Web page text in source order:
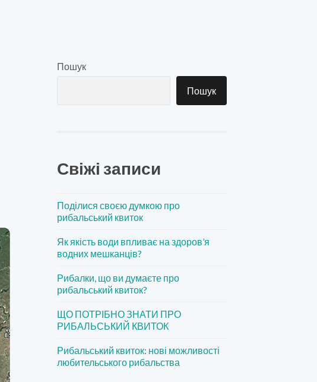
Пошук
Пошук
Свіжі записи
Поділися своєю думкою про
рибальський квиток
Як якість води впливає на здоров’я
водних мешканців?
Рибалки, що ви думаєте про
рибальський квиток?
ЩО ПОТРІБНО ЗНАТИ ПРО
РИБАЛЬСЬКИЙ КВИТОК
Рибальський квиток: нові можливості
любительського рибальства